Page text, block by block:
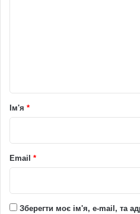
рІм'я *
Email *
Зберегти моє ім'я, e-mail, та